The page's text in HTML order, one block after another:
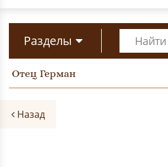
Разделы
Отец Герман
Назад